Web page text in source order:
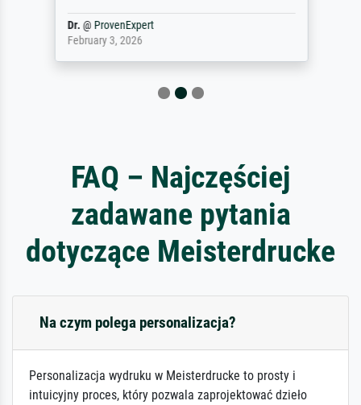
Dr.@ ProvenExpert
February 3, 2026
FAQ – Najczęściej
zadawane pytania
dotyczące Meisterdrucke
Na czym polega personalizacja?
Personalizacja wydruku w Meisterdrucke to prosty i
intuicyjny proces, który pozwala zaprojektować dzieło